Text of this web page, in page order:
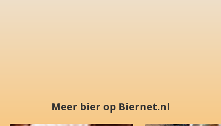
Meer bier op Biernet.nl